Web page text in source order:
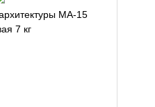
МА-15
7 кг